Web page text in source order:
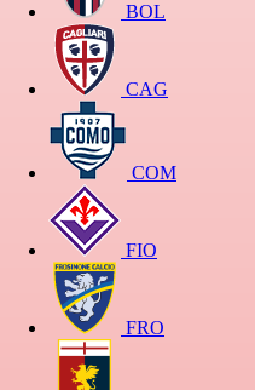
BOL
CAG
COM
FIO
FRO